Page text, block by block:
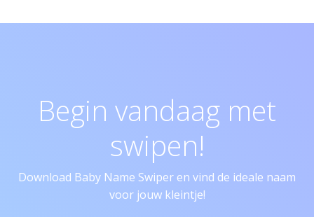
Begin vandaag met
swipen!
Download Baby Name Swiper en vind de ideale naam
voor jouw kleintje!